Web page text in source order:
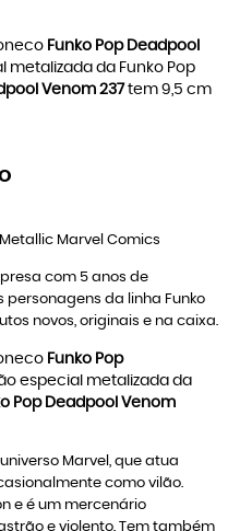
Funko Pop Deadpool
metalizada da Funko Pop
Venom 237 tem 9,5 cm
Marvel Comics
com 5 anos de
personagens da linha Funko
novos, originais e na caixa.
Funko Pop
especial metalizada da
Pop Deadpool Venom
Marvel, que atua
como vilão.
e é um mercenário
e violento. Tem também